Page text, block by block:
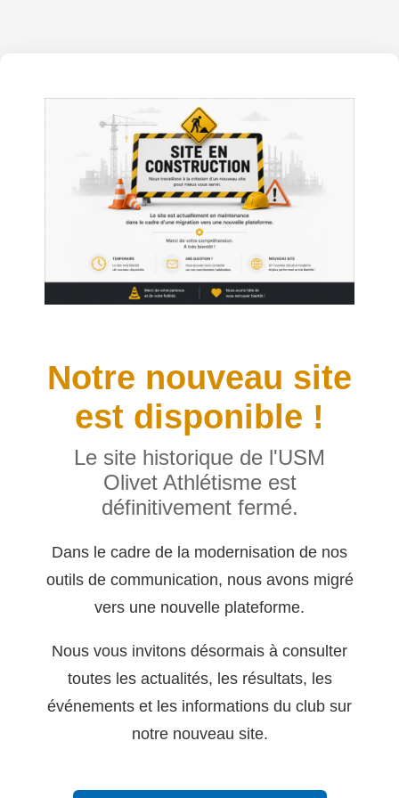
Notre nouveau site
est disponible !
Le site historique de l'USM
Olivet Athlétisme est
définitivement fermé.
Dans le cadre de la modernisation de nos
outils de communication, nous avons migré
vers une nouvelle plateforme.
Nous vous invitons désormais à consulter
toutes les actualités, les résultats, les
événements et les informations du club sur
notre nouveau site.